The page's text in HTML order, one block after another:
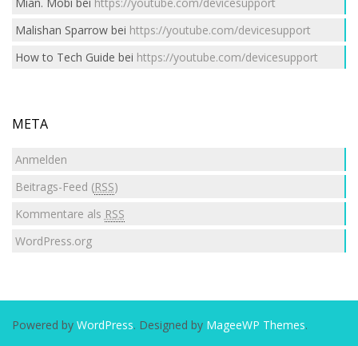
Malishan Sparrowbei https://youtube.com/devicesupport
How to Tech Guide bei https://youtube.com/devicesupport
META
Anmelden
Beitrags-Feed (RSS)
Kommentare als RSS
WordPress.org
Powered by WordPress. Designed by MageeWP Themes.